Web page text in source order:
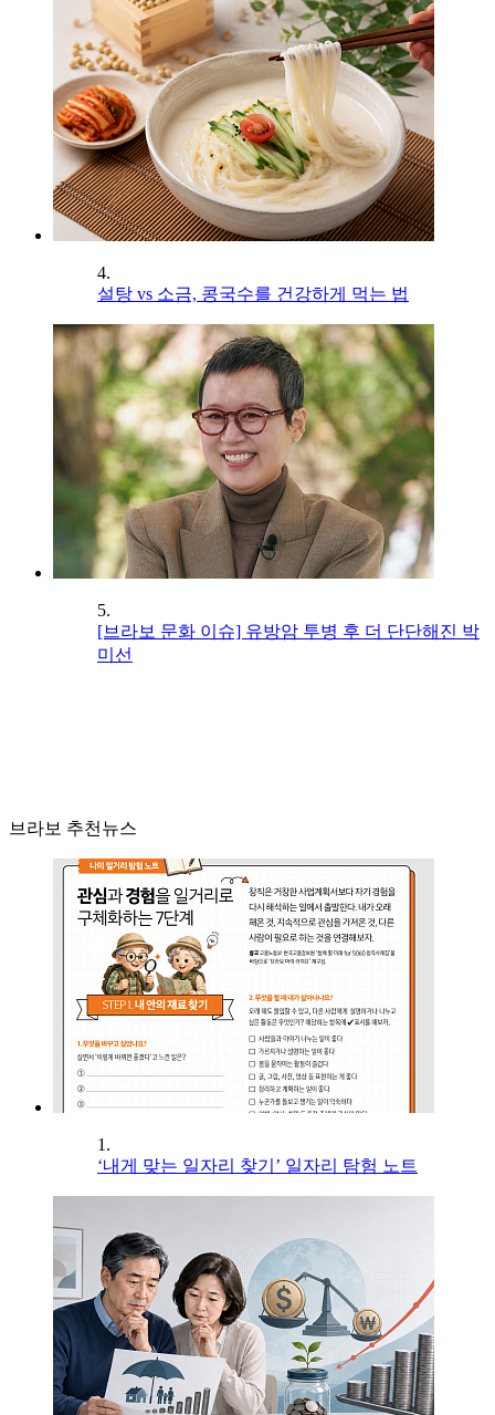
4.
설탕 vs 소금, 콩국수를 건강하게 먹는 법
5.
[브라보 문화 이슈] 유방암 투병 후 더 단단해진 박
미선
브라보 추천뉴스
1.
‘내게 맞는 일자리 찾기’ 일자리 탐험 노트